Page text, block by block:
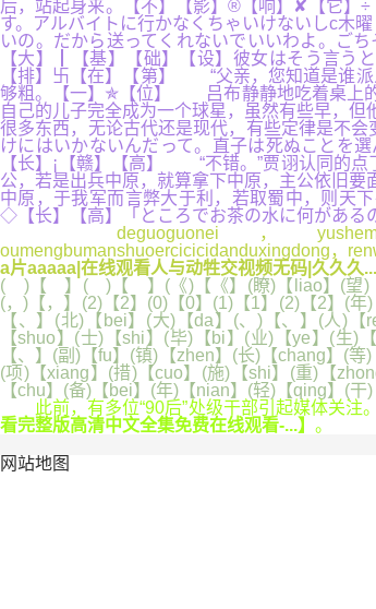
后，站起身来。【不】【影】®【响】✘【它】
す。アルバイトに行かなくちゃいけないしc木
いの。だから送ってくれないでいいわよ
【大】┃【基】【础】【设】彼女はそう言う
【排】卐【在】【第】 “父亲，您知道是谁派
够粗。【一】✯【位】 吕布静静地吃着桌上的
自己的儿子完全成为一个球星，虽然有些早，
很多东西，无论古代还是现代，有些定律是不
けにはいかないんだって。直子は死ぬことを
【长】¡【赣】【高】 “不错。”贾诩认同的点
公，若是出兵中原，就算拿下中原，主公依旧
中原，于我军而言弊大于利，若取蜀中，则天
◇【长】【高】「ところでお茶の水に何がある
deguoguonei，
oumengbumanshuoercicicidanduxingdong，
a片aaaaa|在线观看人与动牲交视频无码|久久久...
( )【 】( )【 】(《)【《】(瞭)【liao】(望)【
(，)【，】(2)【2】(0)【0】(1)【1】(2)【2】(
【、】(北)【bei】(大)【da】(、)【、】(人)
【shuo】(士)【shi】(毕)【bi】(业)【ye】(生
【、】(副)【fu】(镇)【zhen】(长)【chang】(
(项)【xiang】(措)【cuo】(施)【shi】(重)【
【chu】(备)【bei】(年)【nian】(轻)【qing】(干
此前，有多位“90后”处级干部引起媒体关注。
看完整版高清中文全集免费在线观看-...】 。
网站地图